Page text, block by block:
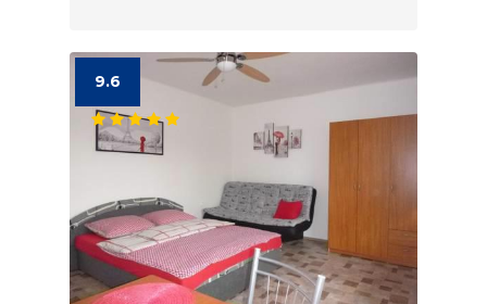
9.6